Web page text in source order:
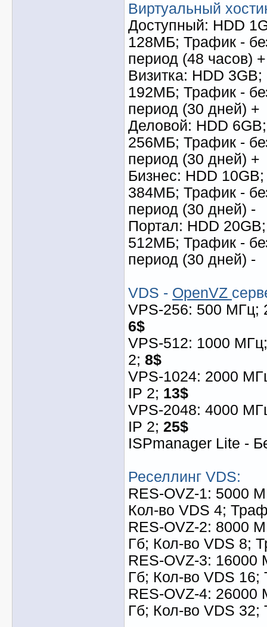
Виртуальный
Доступный: HDD
128МБ; Трафик -
период (48 часов) +
Визитка: HDD
192МБ; Трафик -
период (30 дней) +
Деловой: HDD
256МБ; Трафик -
период (30 дней) +
Бизнес: HDD
384МБ; Трафик -
период (30 дней) -
Портал: HDD
512МБ; Трафик -
период (30 дней) -
VDS - OpenVZ
VPS-256: 500 МГц;
6$
VPS-512: 1000
2; 8$
VPS-1024: 2000
IP 2; 13$
VPS-2048: 4000
IP 2; 25$
ISPmanager Lite -
Реселлинг VDS:
RES-OVZ-1: 5000
Кол-во VDS 4;
RES-OVZ-2: 8000
Гб; Кол-во VDS 8;
RES-OVZ-3:
Гб; Кол-во VDS
RES-OVZ-4:
Гб; Кол-во VDS